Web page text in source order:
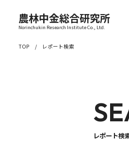
農林中金総合研究所
Norinchukin Research Institute Co., Ltd.
TOP レポート検索
レポート検